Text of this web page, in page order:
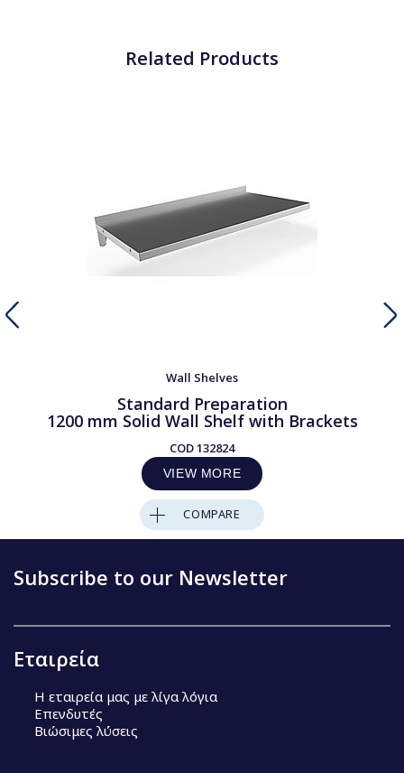
Related Products
Wall Shelves
Standard Preparation
1200 mm Solid Wall Shelf with Brackets
COD132824
VIEW MORE
COMPARE
Subscribe to our Newsletter
Εταιρεία
Η εταιρεία μας με λίγα λόγια
Επενδυτές
Βιώσιμες λύσεις